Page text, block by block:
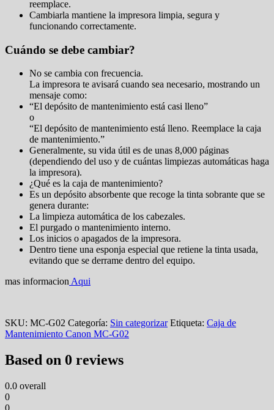
reemplace.
Cambiarla mantiene la impresora limpia, segura y
funcionando correctamente.
Cuándo se debe cambiar?
No se cambia con frecuencia.
La impresora te avisará cuando sea necesario, mostrando un
mensaje como:
“El depósito de mantenimiento está casi lleno”
o
“El depósito de mantenimiento está lleno. Reemplace la caja
de mantenimiento.”
Generalmente, su vida útil es de unas 8,000 páginas
(dependiendo del uso y de cuántas limpiezas automáticas haga
la impresora).
¿Qué es la caja de mantenimiento?
Es un depósito absorbente que recoge la tinta sobrante que se
genera durante:
La limpieza automática de los cabezales.
El purgado o mantenimiento interno.
Los inicios o apagados de la impresora.
Dentro tiene una esponja especial que retiene la tinta usada,
evitando que se derrame dentro del equipo.
mas informacionAqui
SKU: MC-G02 Categoría: Sin categorizar Etiqueta: Caja de
Mantenimiento Canon MC-G02
Based on 0 reviews
0.0 overall
0